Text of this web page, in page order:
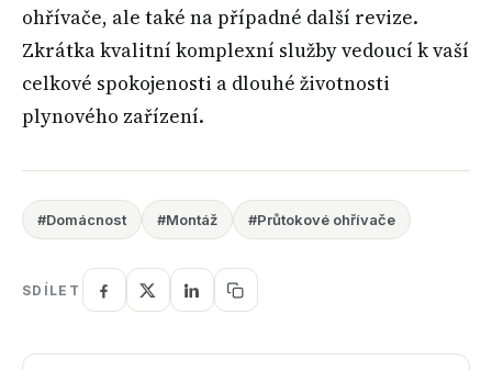
ohřívače, ale také na případné další revize.
Zkrátka kvalitní komplexní služby vedoucí k vaší
celkové spokojenosti a dlouhé životnosti
plynového zařízení.
#Domácnost #Montáž #Průtokové ohřívače
SDÍLET